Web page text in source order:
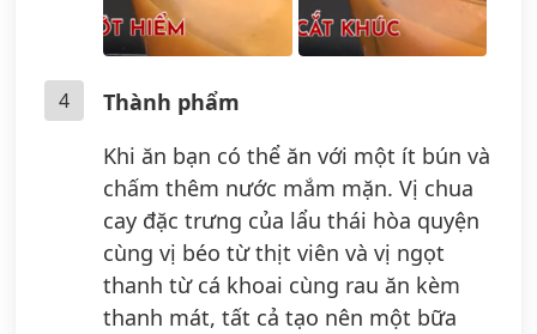
4
Thành phẩm
Khi ăn bạn có thể ăn với một ít bún và
chấm thêm nước mắm mặn. Vị chua
cay đặc trưng của lẩu thái hòa quyện
cùng vị béo từ thịt viên và vị ngọt
thanh từ cá khoai cùng rau ăn kèm
thanh mát, tất cả tạo nên một bữa